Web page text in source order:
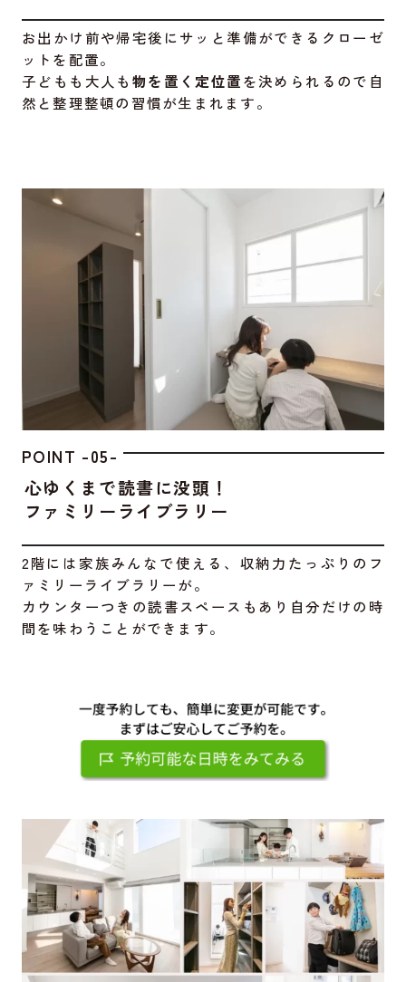
お出かけ前や帰宅後にサッと準備ができるクローゼ
ットを配置。
子どもも大人も 物を置く定位置を決められるので自
然と整理整頓の習慣が生まれます。
POINT -05-
心ゆくまで読書に没頭！
ファミリーライブラリー
2階には家族みんなで使える、収納力たっぷりのフ
ァミリーライブラリーが。
カウンターつきの読書スペースもあり自分だけの時
間を味わうことができます。